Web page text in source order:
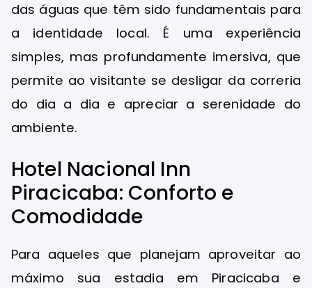
das águas que têm sido fundamentais para
a identidade local. É uma experiência
simples, mas profundamente imersiva, que
permite ao visitante se desligar da correria
do dia a dia e apreciar a serenidade do
ambiente.
Hotel Nacional Inn
Piracicaba: Conforto e
Comodidade
Para aqueles que planejam aproveitar ao
máximo sua estadia em Piracicaba e